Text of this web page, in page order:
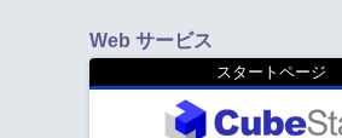
Web サービス
スタートページ